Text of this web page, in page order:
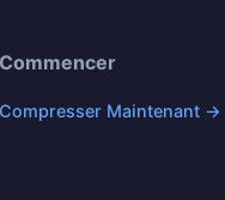
Commencer
Compresser Maintenant →